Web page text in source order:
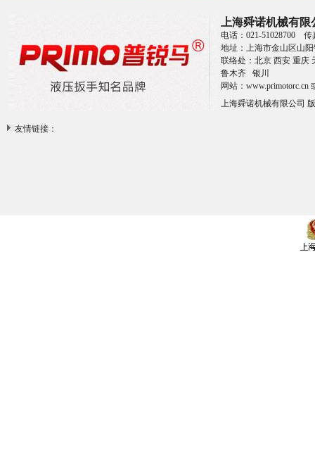
上海舜诺机械有限
电话：021-51028700
地址：上海市金山区山
联络处：北京 西安 重庆
鲁木齐 银川
网站： www.primotorc.cn
上海舜诺机械有限公司
友情链接：